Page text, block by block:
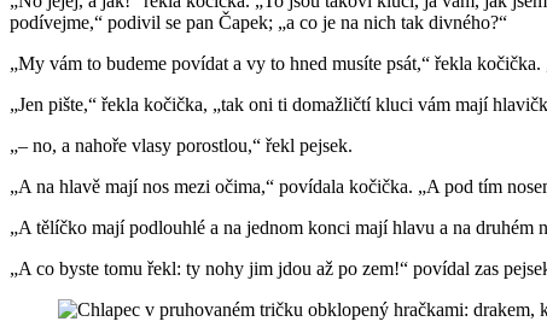
podívejme,“ podivil se pan Čapek; „a co je na nich tak divného?“
„My vám to budeme povídat a vy to hned musíte psát,“ řekla
„Jen pište,“ řekla kočička, „tak oni ti domažličtí kluci vám mají
„– no, a nahoře vlasy porostlou,“ řekl pejsek.
„A na hlavě mají nos mezi očima,“ povídala kočička. „A pod tím
„A tělíčko mají podlouhlé a na jednom konci mají hlavu a na druhém
„A co byste tomu řekl: ty nohy jim jdou až po zem!“ povídal zas